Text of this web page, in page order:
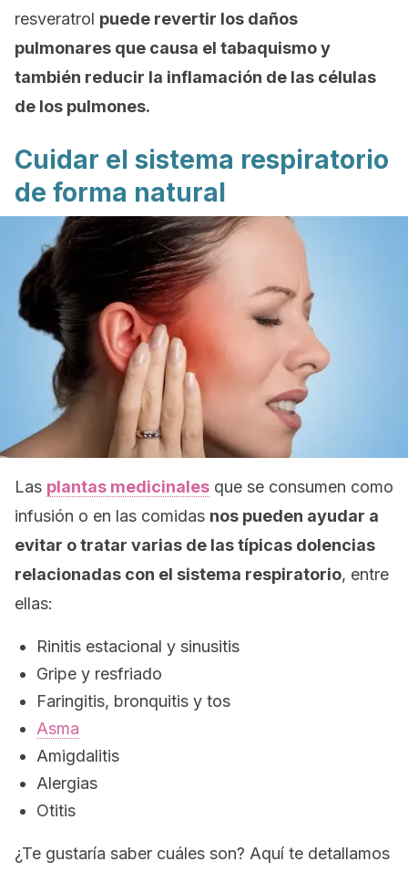
resveratrol puede revertir los daños
pulmonares que causa el tabaquismo y
también reducir la inflamación de las células
de los pulmones.
Cuidar el sistema respiratorio
de forma natural
Las plantas medicinales que se consumen como
infusión o en las comidas nos pueden ayudar a
evitar o tratar varias de las típicas dolencias
relacionadas con el sistema respiratorio, entre
ellas:
Rinitis estacional y sinusitis
Gripe y resfriado
Faringitis, bronquitis y tos
Asma
Amigdalitis
Alergias
Otitis
¿Te gustaría saber cuáles son? Aquí te detallamos